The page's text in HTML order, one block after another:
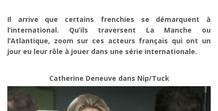
Il arrive que certains frenchies se démarquent à
l’international. Qu’ils traversent La Manche ou
l’Atlantique, zoom sur ces acteurs français qui ont un
jour eu leur rôle à jouer dans une série internationale.
Catherine Deneuve dans Nip/Tuck